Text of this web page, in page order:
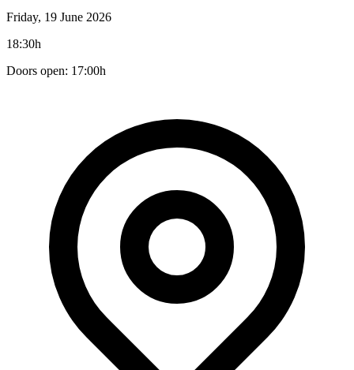
Friday, 19 June 2026
18:30h
Doors open: 17:00h